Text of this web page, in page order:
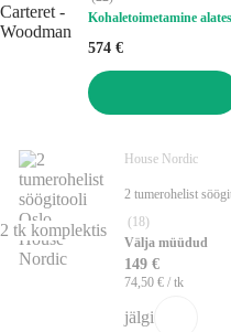
Kohaletoimetamine
574 €
2 tk komplektis
House Nordic
2 tumerohelist
(18)
Välja müüdud
149 €
74,50 € / tk
jälgi